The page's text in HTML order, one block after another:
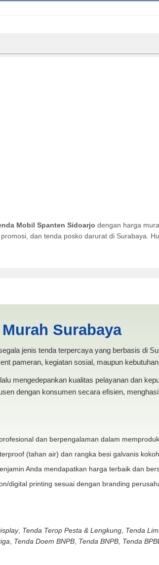
Mobil Spanten Sidoarjo dengan harga
dan tenda posko darurat di Surabaya.
Surabaya
jenis tenda terpercaya yang berbasis di
pameran, kegiatan sosial, maupun
mengedepankan kualitas pelayanan dan
dengan konsumen secara efisien,
dan berpengalaman dalam
(tahan air) dan rangka besi galvanis
Anda mendapatkan harga terbaik dan
digital printing sesuai dengan branding
, Tenda Terop Pesta & Lengkung, Tenda
Tenda Doem BNPB, Tenda BNPB, Tenda